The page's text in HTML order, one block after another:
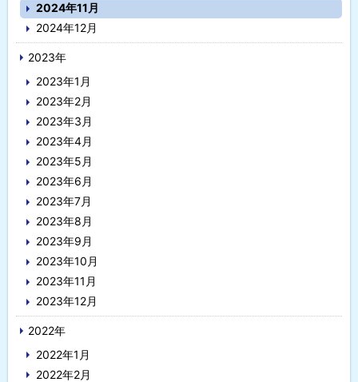
2024年11月
2024年12月
2023年
2023年1月
2023年2月
2023年3月
2023年4月
2023年5月
2023年6月
2023年7月
2023年8月
2023年9月
2023年10月
2023年11月
2023年12月
2022年
2022年1月
2022年2月